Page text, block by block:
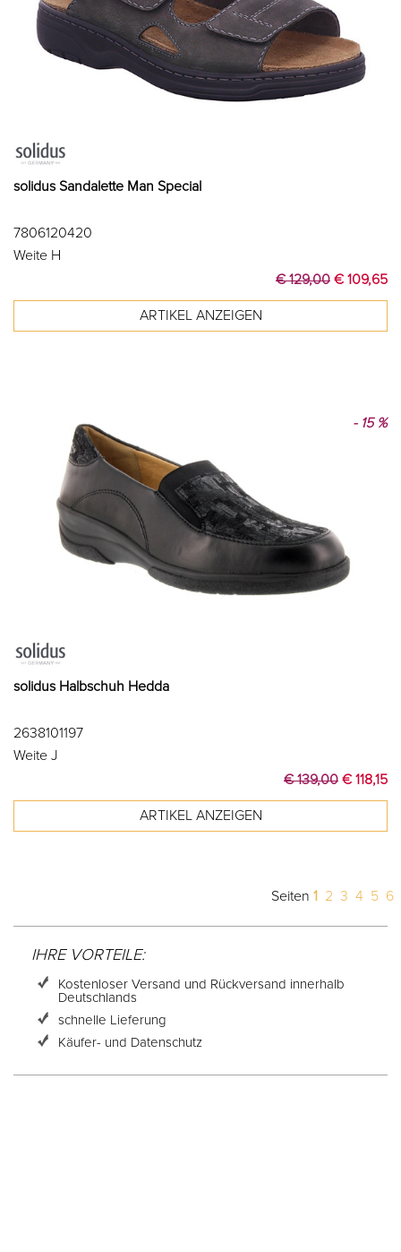
solidus Sandalette Man Special
7806120420
Weite H
€ 129,00 € 109,65
solidus Halbschuh Hedda
2638101197
Weite J
€ 139,00 € 118,15
- 15 %
Seiten 1 2 3 4 5 6
IHRE VORTEILE:
Kostenloser Versand und Rückversand innerhalb
Deutschlands
schnelle Lieferung
Käufer- und Datenschutz